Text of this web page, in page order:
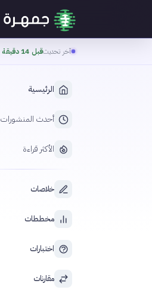
آخر تحديثقبل 14 دقيقة
الرئيسية
أحدث المنشورات
الأكثر قراءة
خلاصات
مخططات
اختبارات
مقارنات